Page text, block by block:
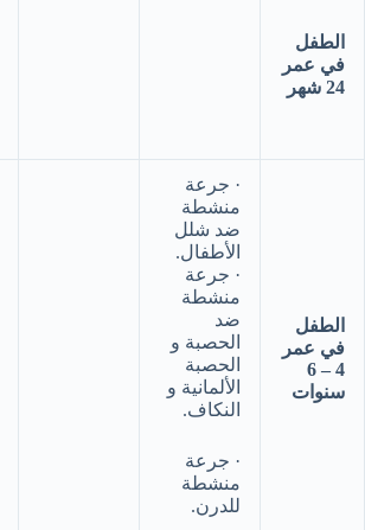
الطفل
في عمر
24 شهر
الطفل
في عمر
4 – 6
سنوات
· جرعة
منشطة
ضد شلل
الأطفال.
· جرعة
منشطة
ضد
الحصبة و
الحصبة
الألمانية و
النكاف.
· جرعة
منشطة
للدرن.